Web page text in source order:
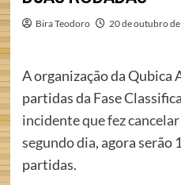
Bira Teodoro 20 de outubro
A organização da Qubica
partidas da Fase
incidente que fez
segundo dia, agora serão
partidas.